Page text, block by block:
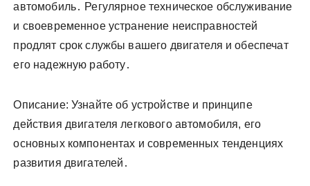
автомобиль․ Регулярное техническое обслуживание
и своевременное устранение неисправностей
продлят срок службы вашего двигателя и обеспечат
его надежную работу․
Описание: Узнайте об устройстве и принципе
действия двигателя легкового автомобиля, его
основных компонентах и современных тенденциях
развития двигателей․